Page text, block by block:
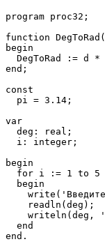
program proc32;
function
begin
DegToRad := d *
end;
const
  pi = 3.14;
var
  deg: real;
  i: integer;
begin
for i := 1 to 5
  begin
    readln(deg);
writeln(deg,
  end